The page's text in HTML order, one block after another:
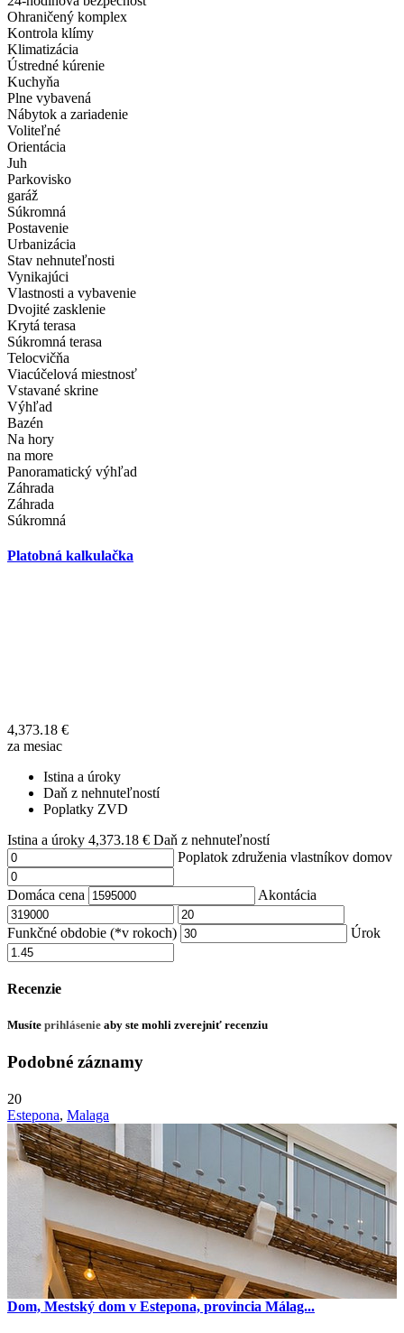
Ohraničený komplex
Kontrola klímy
Klimatizácia
Ústredné kúrenie
Kuchyňa
Plne vybavená
Nábytok a zariadenie
Voliteľné
Orientácia
Juh
Parkovisko
garáž
Súkromná
Postavenie
Urbanizácia
Stav nehnuteľnosti
Vynikajúci
Vlastnosti a vybavenie
Dvojité zasklenie
Krytá terasa
Súkromná terasa
Telocvičňa
Viacúčelová miestnosť
Vstavané skrine
Výhľad
Bazén
Na hory
na more
Panoramatický výhľad
Záhrada
Záhrada
Súkromná
Platobná kalkulačka
4,373.18 €
za mesiac
Istina a úroky
Daň z nehnuteľností
Poplatky ZVD
Istina a úroky 4,373.18 € Daň z nehnuteľností
Poplatok združenia vlastníkov domov
Domáca cena Akontácia
Funkčné obdobie (*v rokoch) Úrok
Recenzie
Musíte prihlásenie aby ste mohli zverejniť recenziu
Podobné záznamy
20
Estepona, Malaga
Dom, Mestský dom v Estepona, provincia Málag...